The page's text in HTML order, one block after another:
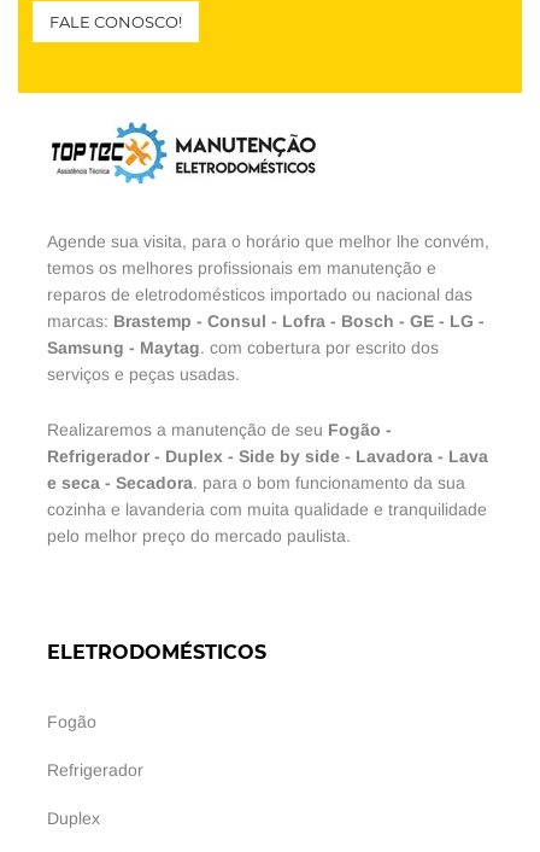
FALE CONOSCO!
Agende sua visita, para o horário que melhor lhe convém,
temos os melhores profissionais em manutenção e
reparos de eletrodomésticos importado ou nacional das
marcas: Brastemp - Consul - Lofra - Bosch - GE - LG -
Samsung - Maytag. com cobertura por escrito dos
serviços e peças usadas.
Realizaremos a manutenção de seu Fogão -
Refrigerador- Duplex - Side by side - Lavadora - Lava
e seca - Secadora. para o bom funcionamento da sua
cozinha e lavanderia com muita qualidade e tranquilidade
pelo melhor preço do mercado paulista.
ELETRODOMÉSTICOS
Fogão
Refrigerador
Duplex